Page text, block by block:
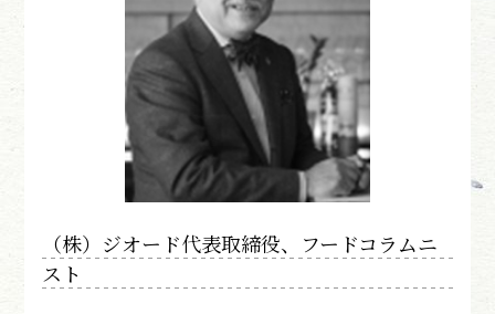
（株）ジオード代表取締役、フードコラムニ
スト